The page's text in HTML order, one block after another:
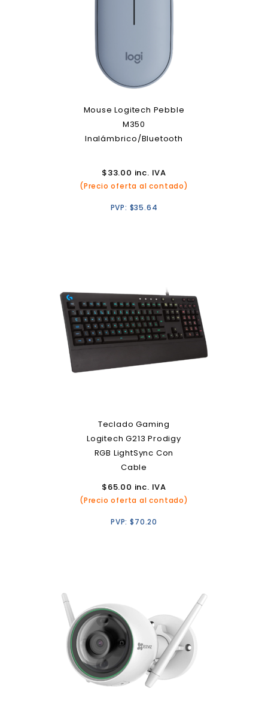
Mouse Logitech Pebble
M350
Inalámbrico/Bluetooth
$33.00 inc. IVA
(Precio oferta al contado)
PVP: $35.64
Teclado Gaming
Logitech G213 Prodigy
RGB LightSync Con
Cable
$65.00 inc. IVA
(Precio oferta al contado)
PVP:$70.20